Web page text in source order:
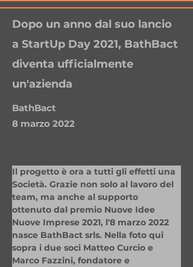
Dopo un anno dal suo lancio
a StartUp Day 2021, BathBact
diventa ufficialmente
un'azienda
BathBact
8 marzo 2022
Il progetto è ora a tutti gli effetti una
Società. Grazie non solo al lavoro del
team, ma anche al supporto
ottenuto dal premio Nuove Idee
Nuove Imprese 2021, l'8 marzo 2022
nasce BathBact srls. Nella foto qui
sopra i due soci Matteo Curcio e
Marco Fazzini, fondatore e